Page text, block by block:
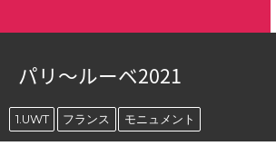
パリ〜ルーベ2021
1.UWT フランス モニュメント